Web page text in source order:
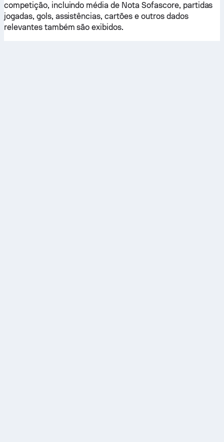
competição, incluindo média de Nota Sofascore, partidas
jogadas, gols, assistências, cartões e outros dados
relevantes também são exibidos.